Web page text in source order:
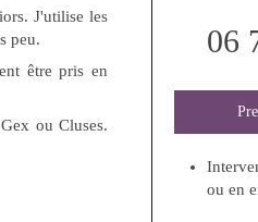
J'utilise les
peu.
être pris en
ou Cluses.
06
ou en